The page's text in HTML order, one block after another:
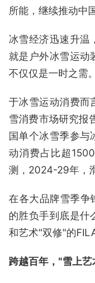
所能，继续推动中
冰雪经济迅速升温
就是户外冰雪运动
不仅仅是一时之需。
于冰雪运动消费而
雪消费市场研究报
国单个冰雪季参与
动消费占比超
测，2024-29年，
在各大品牌雪季争
的胜负手到底是什
和艺术"双修"的
跨越百年，"雪上艺